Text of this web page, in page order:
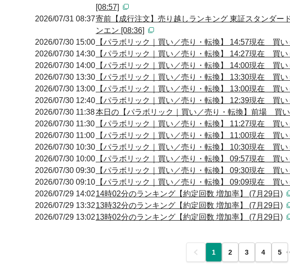
[08:57]
2026/07/31 08:37寄前【成行注文】売り越しランキング 東証スタンダ
ンエン [08:36]
2026/07/30 15:00 【パラボリック｜買い／売り・転換】 14:57現在
2026/07/30 14:30 【パラボリック｜買い／売り・転換】 14:27現在
2026/07/30 14:00 【パラボリック｜買い／売り・転換】 14:00現在
2026/07/30 13:30 【パラボリック｜買い／売り・転換】 13:30現在
2026/07/30 13:00 【パラボリック｜買い／売り・転換】 13:00現在
2026/07/30 12:40 【パラボリック｜買い／売り・転換】 12:39現在
2026/07/30 11:38本日の【パラボリック｜買い／売り・転換】前場
2026/07/30 11:30
【パラボリック｜買い／売り・転換】 11:27現在
2026/07/30 11:00
【パラボリック｜買い／売り・転換】 11:00現在
2026/07/30 10:30 【パラボリック｜買い／売り・転換】 10:30現在
2026/07/30 10:00 【パラボリック｜買い／売り・転換】 09:57現在
2026/07/30 09:30 【パラボリック｜買い／売り・転換】 09:30現在
2026/07/30 09:10 【パラボリック｜買い／売り・転換】 09:09現在
2026/07/29 14:0214時02分のランキング【約定回数 増加率】 (7月29日)
2026/07/29 13:3213時32分のランキング【約定回数 増加率】 (7月29日)
2026/07/29 13:0213時02分のランキング【約定回数 増加率】 (7月29日)
前 1 2 3 4 5